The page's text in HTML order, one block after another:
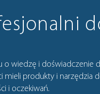
o wiedzę i doświadczenie
mieli produkty i narzędzia
i oczekiwań.